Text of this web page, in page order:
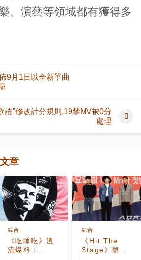
、演藝等領域都有獲得多
9月1日以全新單曲
謠"修改計分規則,19禁MV被0分
處理
章
《吃睡吃》溫
流爆料：
綜合
《Hit The
Stage》辦發
綜合